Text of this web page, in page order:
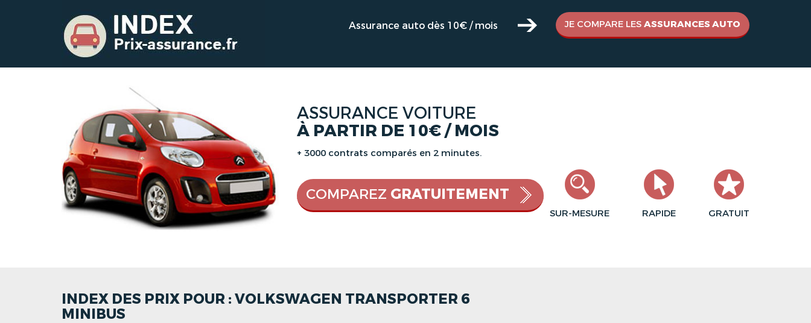
Assurance auto dès 10€ / mois JE COMPARE LES ASSURANCES AUTO
ASSURANCE VOITURE
À PARTIR DE 10€ / MOIS
+ 3000 contrats comparés en 2 minutes.
SUR-MESURE RAPIDE GRATUIT
COMPAREZ GRATUITEMENT
INDEX DES PRIX POUR : VOLKSWAGEN TRANSPORTER 6
MINIBUS